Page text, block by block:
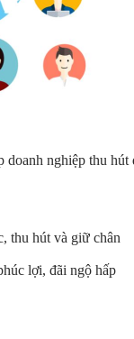
nghiệp thu
thu hút và giữ chân
lợi, đãi ngộ hấp